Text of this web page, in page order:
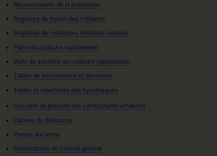
Recensements de la population
Registres de matricules militaires
Registres de matricules militaires indexés
Plans du cadastre napoléonien
Etats de sections du cadastre napoléonien
Tables de successions et absences
Tables et répertoires des hypothèques
Dossiers de pension des combattants vendéens
Cahiers de doléances
Presse ancienne
Délibérations du Conseil général